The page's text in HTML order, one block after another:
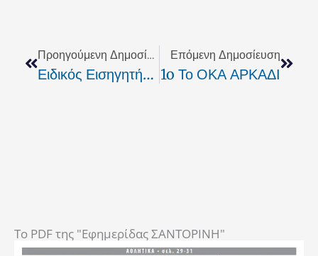
Προηγούμενη Δημοσίευση
Ειδικός Εισηγητής Επί Του Προσχεδίου Του Κ.Π. 2010 Ο Μ.Όθωνας
Επόμενη Δημοσίευση
1o Το ΟΚΑ ΑΡΚΑΔΙ
To PDF της "Εφημερίδας ΣΑΝΤΟΡΙΝΗ"